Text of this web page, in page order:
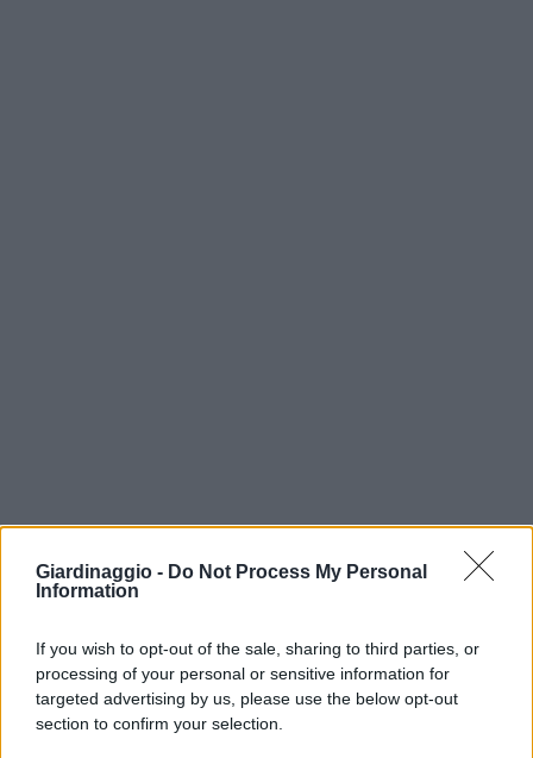
Giardinaggio - Do Not Process My Personal
Information
If you wish to opt-out of the sale, sharing to third parties, or
processing of your personal or sensitive information for
targeted advertising by us, please use the below opt-out
section to confirm your selection.